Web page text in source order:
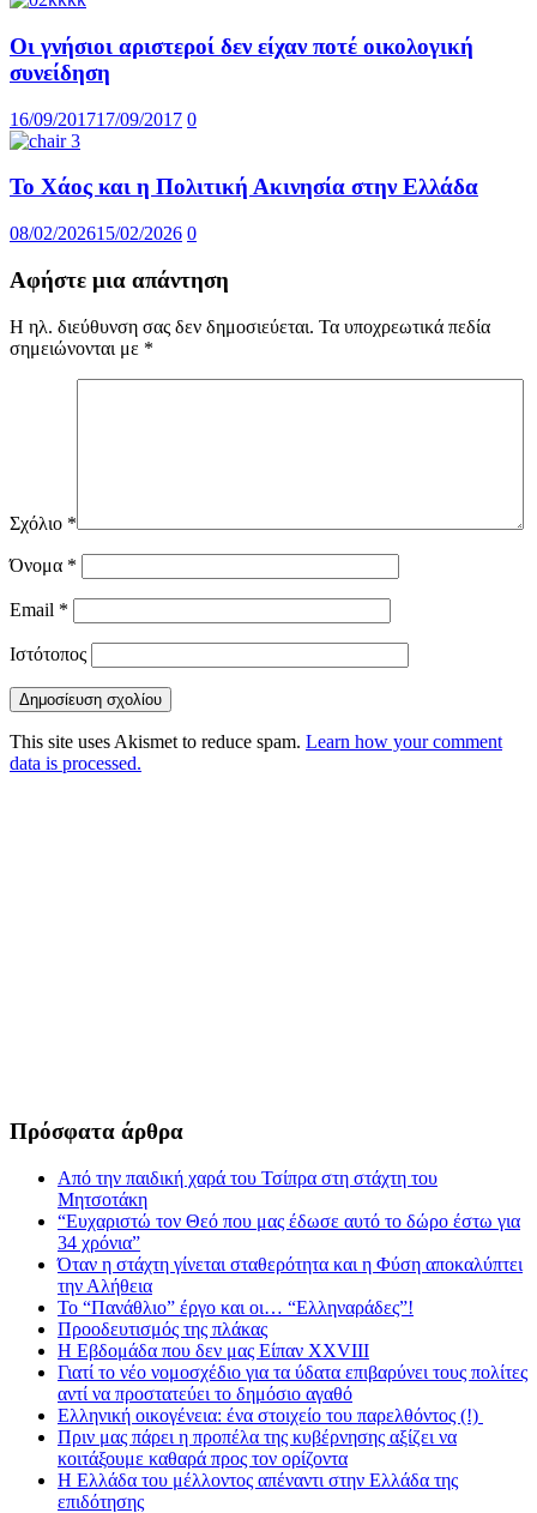
Οι γνήσιοι αριστεροί δεν είχαν ποτέ οικολογική
συνείδηση
16/09/201717/09/2017 0
Το Χάος και η Πολιτική Ακινησία στην Ελλάδα
08/02/202615/02/2026 0
Αφήστε μια απάντηση
Η ηλ. διεύθυνση σας δεν δημοσιεύεται. Τα υποχρεωτικά πεδία
σημειώνονται με *
Σχόλιο *
Όνομα *
Email *
Ιστότοπος
This site uses Akismet to reduce spam. Learn how your comment
data is processed.
Πρόσφατα άρθρα
Από την παιδική χαρά του Τσίπρα στη στάχτη του
Μητσοτάκη
“Ευχαριστώ τον Θεό που μας έδωσε αυτό το δώρο έστω για
34 χρόνια”
Όταν η στάχτη γίνεται σταθερότητα και η Φύση αποκαλύπτει
την Αλήθεια
Το “Πανάθλιο” έργο και οι… “Ελληναράδες”!
Προοδευτισμός της πλάκας
Η Εβδομάδα που δεν μας Είπαν XXVIII
Γιατί το νέο νομοσχέδιο για τα ύδατα επιβαρύνει τους πολίτες
αντί να προστατεύει το δημόσιο αγαθό
Ελληνική οικογένεια: ένα στοιχείο του παρελθόντος (!)
Πριν μας πάρει η προπέλα της κυβέρνησης αξίζει να
κοιτάξουμε καθαρά προς τον ορίζοντα
Η Ελλάδα του μέλλοντος απέναντι στην Ελλάδα της
επιδότησης